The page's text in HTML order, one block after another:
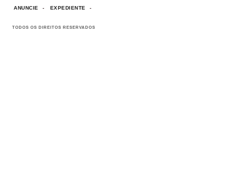
ANUNCIE EXPEDIENTE
TODOS OS DIREITOS RESERVADOS